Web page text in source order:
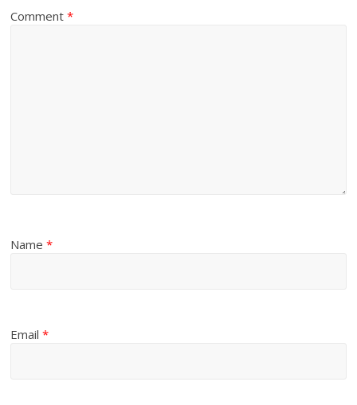
Comment*
Name*
Email*